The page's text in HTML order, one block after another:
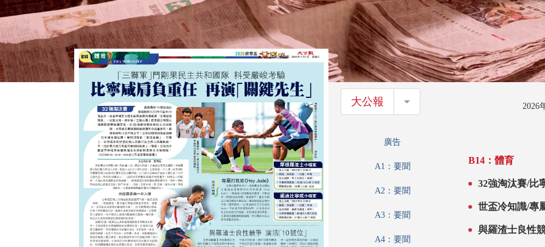
大公報 大公報
廣告
A1：要聞
A2：要聞
A3：要聞
A4：要聞
B14：體育
32強淘汰賽/比
世盃冷知識/專
與羅渣士良性